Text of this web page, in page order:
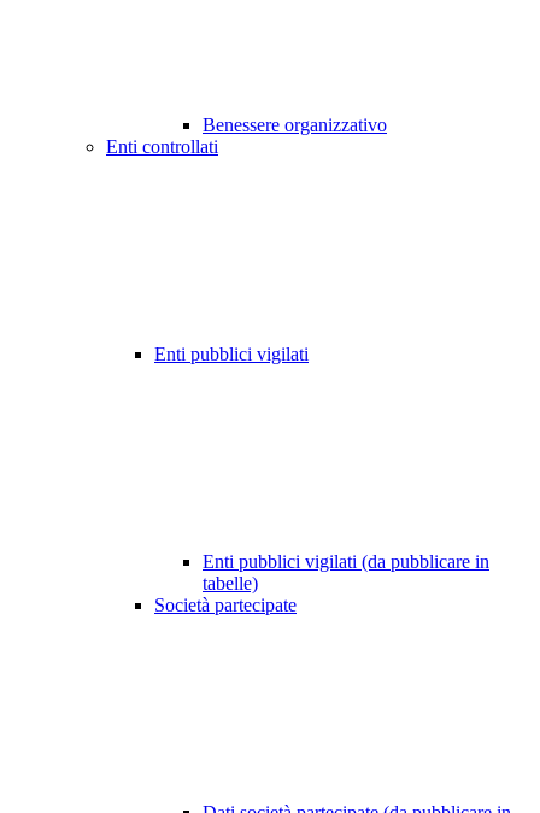
Benessere organizzativo
Enti controllati
Enti pubblici vigilati
Enti pubblici vigilati (da pubblicare in
tabelle)
Società partecipate